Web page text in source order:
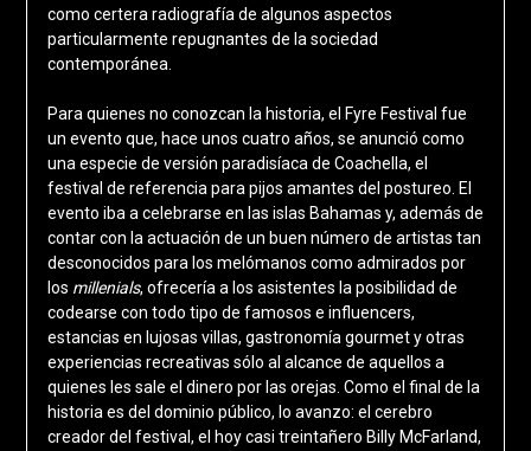
como certera radiografía de algunos aspectos
particularmente repugnantes de la sociedad
contemporánea.
Para quienes no conozcan la historia, el Fyre Festival fue
un evento que, hace unos cuatro años, se anunció como
una especie de versión paradisíaca de Coachella, el
festival de referencia para pijos amantes del postureo. El
evento iba a celebrarse en las islas Bahamas y, además de
contar con la actuación de un buen número de artistas tan
desconocidos para los melómanos como admirados por
los millenials, ofrecería a los asistentes la posibilidad de
codearse con todo tipo de famosos e influencers,
estancias en lujosas villas, gastronomía gourmet y otras
experiencias recreativas sólo al alcance de aquellos a
quienes les sale el dinero por las orejas. Como el final de la
historia es del dominio público, lo avanzo: el cerebro
creador del festival, el hoy casi treintañero Billy McFarland,